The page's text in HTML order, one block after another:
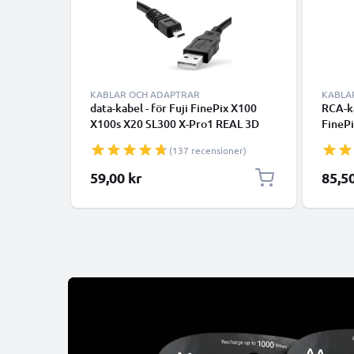
KABLAR OCH ADAPTRAR
data-kabel - för Fuji FinePix X100
X100s X20 SL300 X-Pro1 REAL 3D
kamera - 1.5m PVC Datakabel svart
(137 recensioner)
59,00 kr
RCA-
DVD,
AV-